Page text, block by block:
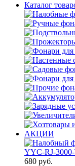
Каталог
АКЦИИ
YYC-RJ-
680 руб.